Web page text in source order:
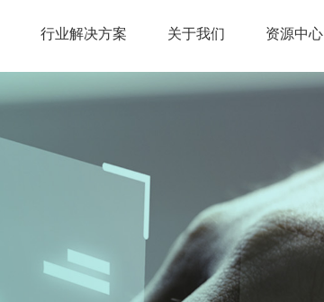
行业解决方案 关于我们 资源中心